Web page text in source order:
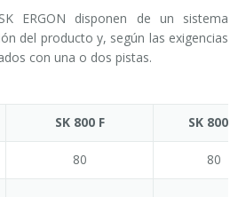
ERGON disponen de un sistema
del producto y, según las exigencias
con una o dos pistas.
SK 800 F SK 800 P
80 80